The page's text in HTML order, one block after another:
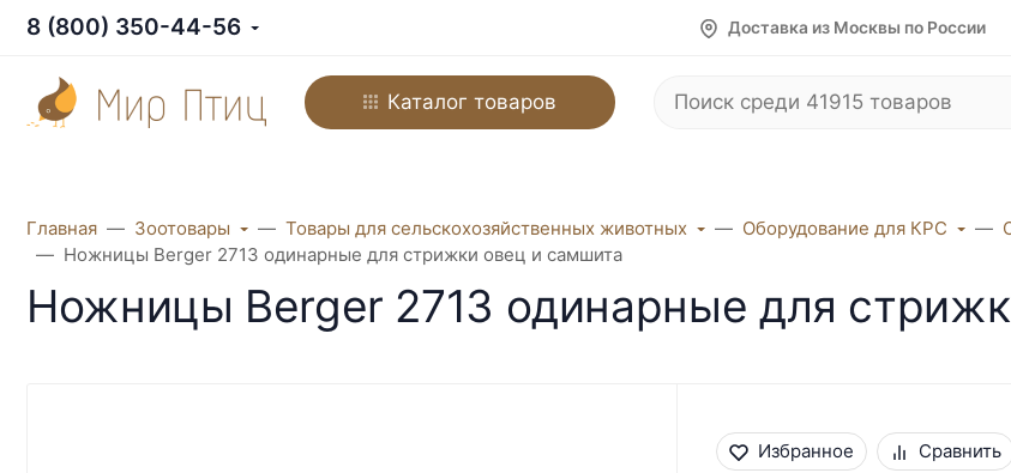
8 (800) 350-44-56 Доставка из Москвы по России
Каталог товаров
Главная Зоотовары Товары для сельскохозяйственных животных Оборудование для КРС
Ножницы Berger 2713 одинарные для стрижки овец и самшита
Ножницы Berger 2713 одинарные для
Избранное Сравнить